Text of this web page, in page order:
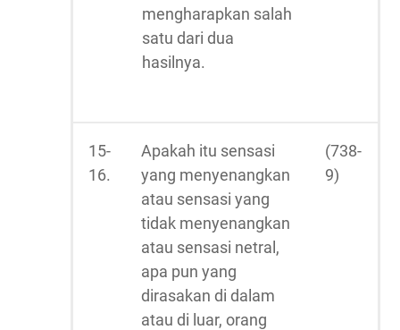
mengharapkan salah
satu dari dua
hasilnya.
15-
16.
Apakah itu sensasi
yang menyenangkan
atau sensasi yang
tidak menyenangkan
atau sensasi netral,
apa pun yang
dirasakan di dalam
atau di luar, orang
(738-
9)